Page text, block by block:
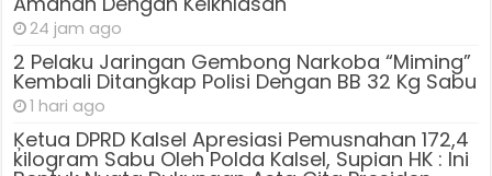
24 jam ago
2 Pelaku Jaringan Gembong Narkoba “Miming”
Kembali Ditangkap Polisi Dengan BB 32 Kg Sabu
1 hari ago
Ķetua DPRD Kalsel Apresiasi Pemusnahan 172,4
kilogram Sabu Oleh Polda Kalsel, Supian HK : Ini